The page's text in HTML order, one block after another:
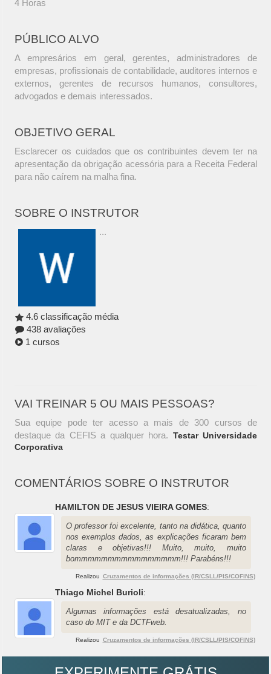
4 Horas
PÚBLICO ALVO
A empresários em geral, gerentes, administradores de
empresas, profissionais de contabilidade, auditores internos e
externos, gerentes de recursos humanos, consultores,
advogados e demais interessados.
OBJETIVO GERAL
Esclarecer os cuidados que os contribuintes devem ter na
apresentação da obrigação acessória para a Receita Federal
para não caírem na malha fina.
SOBRE O INSTRUTOR
...
4.6 classificação média
438 avaliações
1 cursos
VAI TREINAR 5 OU MAIS PESSOAS?
Sua equipe pode ter acesso a mais de 300 cursos de
destaque da CEFIS a qualquer hora. Testar Universidade
Corporativa
COMENTÁRIOS SOBRE O INSTRUTOR
HAMILTON DE JESUS VIEIRA GOMES:
O professor foi excelente, tanto na didática, quanto
nos exemplos dados, as explicações ficaram bem
claras e objetivas!!! Muito, muito, muito
bommmmmmmmmmmmmmmm!!! Parabéns!!!
Realizou Cruzamentos de informações (IR/CSLL/PIS/COFINS)
Thiago Michel Burioli:
Algumas informações está desatualizadas, no
caso do MIT e da DCTFweb.
Realizou Cruzamentos de informações (IR/CSLL/PIS/COFINS)